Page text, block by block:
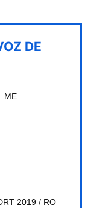
DE
ME
2019 / RO